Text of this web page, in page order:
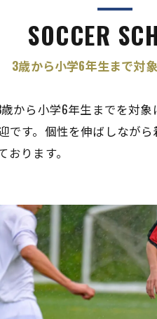
3歳から小学6年生まで対
SOCCER
から小学6年生までを対
す。個性を伸ばしなが
ります。